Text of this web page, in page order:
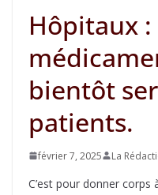
Hôpitaux :
bientôt
patients.
février 7, 2025 La
C’est pour donner